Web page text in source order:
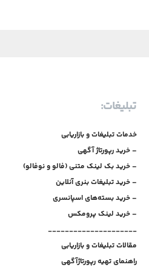
تبلیغات:
خدمات تبلیغات و بازاریابی
– خرید رپورتاژ آگهی
– خرید بک لینک متنی (فالو و نوفالو)
– خرید تبلیغات بنری آنلاین
– خرید بسته‌های اسپانسری
– خرید لینک پرومکس
_____________________
مقالات تبلیغات و بازاریابی
راهنمای تهیه رپورتاژآگهی